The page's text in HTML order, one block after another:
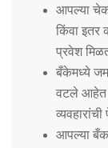
आपल्या
किंवा इतर
प्रवेश
बँकेमध्ये
वटले आहेत
आपल्या बँक